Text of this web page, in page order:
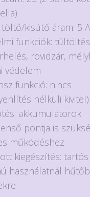
is:
260Ft.
töltő/kisütő áram: 5 A
funkciók:
rövidzár,
védelem
funkció: nincs
nélküli kivitel)
akkumulátorok
pontja is
működéshez
kiegészítés: tartós
használatnál